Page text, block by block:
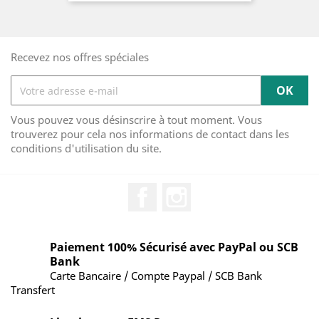
Recevez nos offres spéciales
Vous pouvez vous désinscrire à tout moment. Vous
trouverez pour cela nos informations de contact dans les
conditions d'utilisation du site.
Paiement 100% Sécurisé avec PayPal ou SCB
Bank
Carte Bancaire / Compte Paypal / SCB Bank
Transfert